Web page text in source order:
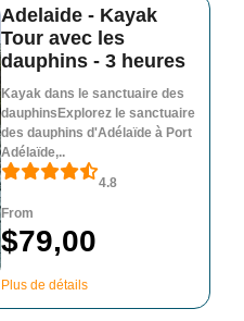
Adelaide - Kayak
Tour avec les
dauphins - 3 heures
Kayak dans le sanctuaire des
dauphinsExplorez le sanctuaire
des dauphins d'Adélaïde à Port
Adélaïde,..
4.8
From
$79,00
Plus de détails